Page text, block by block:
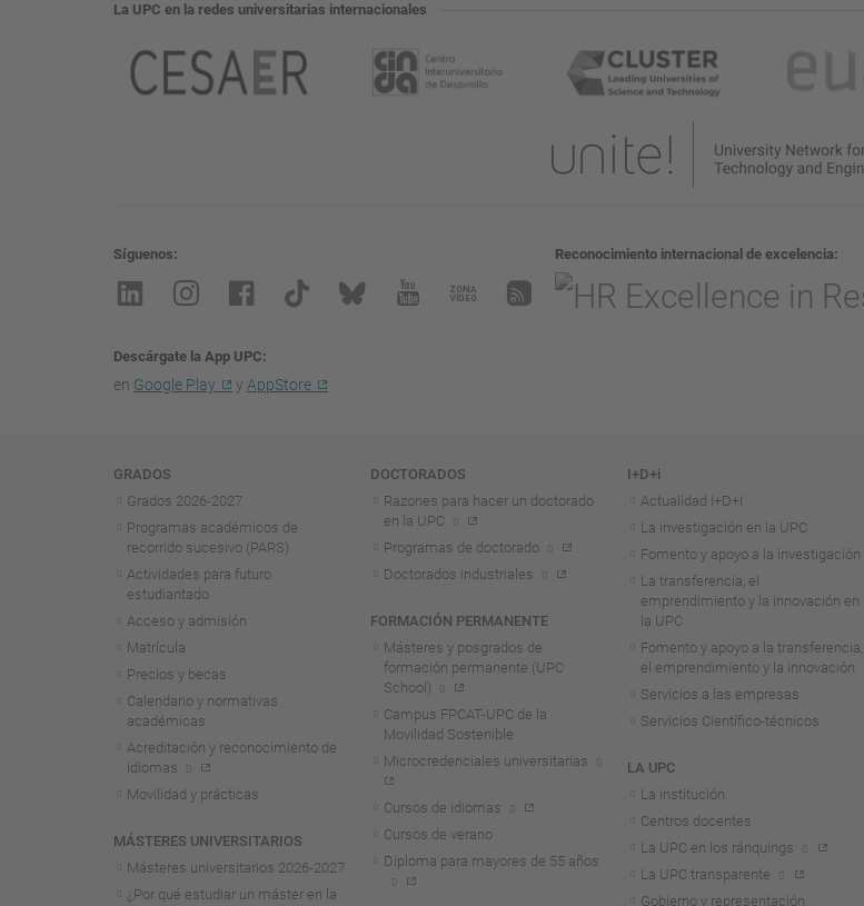
La UPC en la redes universitarias internacionales
Síguenos
Descárgate la App UPC
en Google Play y AppStore
Reconocimiento internacional de excelencia
Navegación
GRADOS
Grados 2026-2027
Programas académicos de
recorrido sucesivo (PARS)
Actividades para futuro
estudiantado
Acceso y admisión
Matrícula
Precios y becas
Calendario y normativas
académicas
Acreditación y reconocimiento de
idiomas
Movilidad y prácticas
MÁSTERES UNIVERSITARIOS
Másteres universitarios 2026-2027
¿Por qué estudiar un máster en la
DOCTORADOS
Razones para hacer un doctorado
en la UPC
Programas de doctorado
Doctorados industriales
FORMACIÓN PERMANENTE
Másteres y posgrados de
formación permanente (UPC
School)
Campus FPCAT-UPC de la
Movilidad Sostenible
Microcredenciales universitarias
Cursos de idiomas
Cursos de verano
Diploma para mayores de 55 años
I+D+i
Actualidad I+D+I
La investigación en la UPC
Fomento y apoyo a la investigación
La transferencia, el
emprendimiento y la innovación en
la UPC
Fomento y apoyo a la transferencia,
el emprendimiento y la innovación
Servicios a las empresas
Servicios Científico-técnicos
LA UPC
La institución
Centros docentes
La UPC en los ránquings
La UPC transparente
Gobierno y representación